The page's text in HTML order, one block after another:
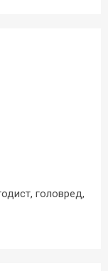
головред,